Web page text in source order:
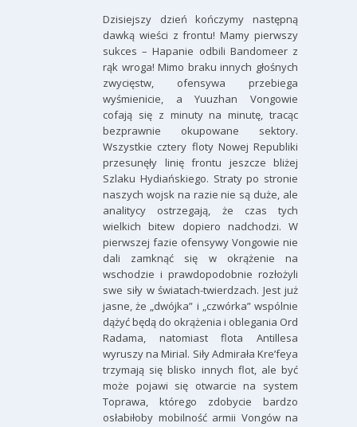
Dzisiejszy dzień kończymy następną
dawką wieści z frontu! Mamy pierwszy
sukces – Hapanie odbili Bandomeer z
rąk wroga! Mimo braku innych głośnych
zwycięstw, ofensywa przebiega
wyśmienicie, a Yuuzhan Vongowie
cofają się z minuty na minutę, tracąc
bezprawnie okupowane sektory.
Wszystkie cztery floty Nowej Republiki
przesunęły linię frontu jeszcze bliżej
Szlaku Hydiańskiego. Straty po stronie
naszych wojsk na razie nie są duże, ale
analitycy ostrzegają, że czas tych
wielkich bitew dopiero nadchodzi. W
pierwszej fazie ofensywy Vongowie nie
dali zamknąć się w okrążenie na
wschodzie i prawdopodobnie rozłożyli
swe siły w światach-twierdzach. Jest już
jasne, że „dwójka” i „czwórka” wspólnie
dążyć będą do okrążenia i oblegania Ord
Radama, natomiast flota Antillesa
wyruszy na Mirial. Siły Admirała Kre’feya
trzymają się blisko innych flot, ale być
może pojawi się otwarcie na system
Toprawa, którego zdobycie bardzo
osłabiłoby mobilność armii Vongów na